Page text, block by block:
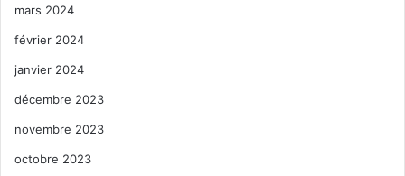
mars 2024
février 2024
janvier 2024
décembre 2023
novembre 2023
octobre 2023